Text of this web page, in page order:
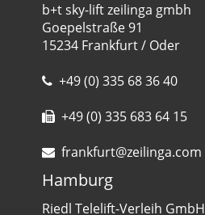
b+t sky-lift zeilinga gmbh
Goepelstraße 91
15234 Frankfurt / Oder
+49 (0) 335 68 36 40
+49 (0) 335 683 64 15
frankfurt@zeilinga.com
Hamburg
Riedl Telelift-Verleih GmbH